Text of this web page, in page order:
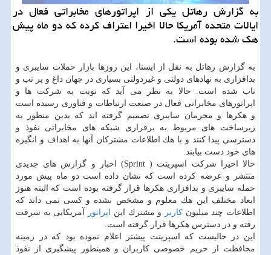
به گزارش رهاتل یكی از اپراتورهای مخابراتی فعال در
ایالات متحده آمریكا حالا اخیرا اعتراف كرده كه دو ماه پیش
هك شده بوده است.
به گزارش رهاتل به نقل از ایسنا، این روزها بازار حملات سایبری و
بدافزاری به نهادهای دولتی و غیردولتی بسیاری در جهان داغ و پر تب و
تاب شده است. حالا به نظر می آید كه نوبت به شركت ها و
اپراتورهای مخابراتی فعال در صنعت ارتباطات و فناوری رسیده است
و هكرها و مجرمان سایبری تصمیم گرفته اند كه بدین منظور به
زیرساخت های مربوط به برقراری شبكه های مخابراتی نفوذ و
دسترسی پیدا كنند و با هك اطلاعات مشتركان آنها به اهداف و انگیزه
های خود دست بیابند.
حالا اخیرا شركت اسپرینت ( Sprint) اخبار و گزارش های جدیدی
منتشر و عرضه كرده است كه نشان داده است دو ماه پیش مورد
حمله سایبری و بدافزاری هكرها قرار گرفته بوده است كه البته هنوز
ابعاد مختلف این هك معلوم و مشخص نشده و كسی نمی داند كه
اطلاعات چند میلیونكاربر و مشترك این اپراتور
آمریكایی به سرقت
رفته و در دسترس هكرها قرار گرفته است.
این در حالیست كه اسپرینت پیشتر اعلام نموده بود كه در زمینه
محافظت از حریم خصوصی كاربران و همینطور پیشگیری از نفوذ